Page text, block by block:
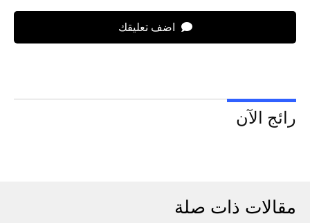
اضف تعليقك
رائج الآن
مقالات ذات صلة